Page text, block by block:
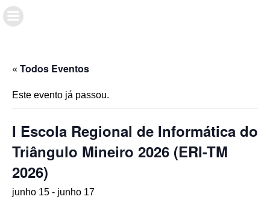
« Todos Eventos
Este evento já passou.
I Escola Regional de Informática do
Triângulo Mineiro 2026 (ERI-TM
2026)
junho 15 - junho 17